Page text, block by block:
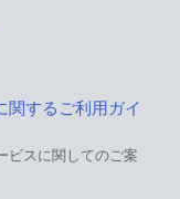
関するご利用ガイ
ビスに関してのご案